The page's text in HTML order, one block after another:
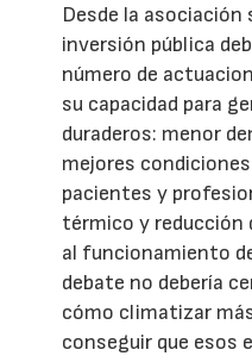
Desde la
inversión pública
número de
su capacidad para
duraderos: menor
mejores
pacientes y
térmico y reducción
al funcionamiento
debate no debería
cómo climatizar
conseguir que esos